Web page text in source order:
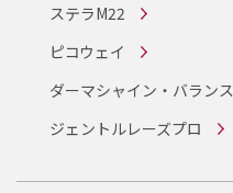
ステラM22
ピコウェイ
ダーマシャイン・バランス
ジェントルレーズプロ